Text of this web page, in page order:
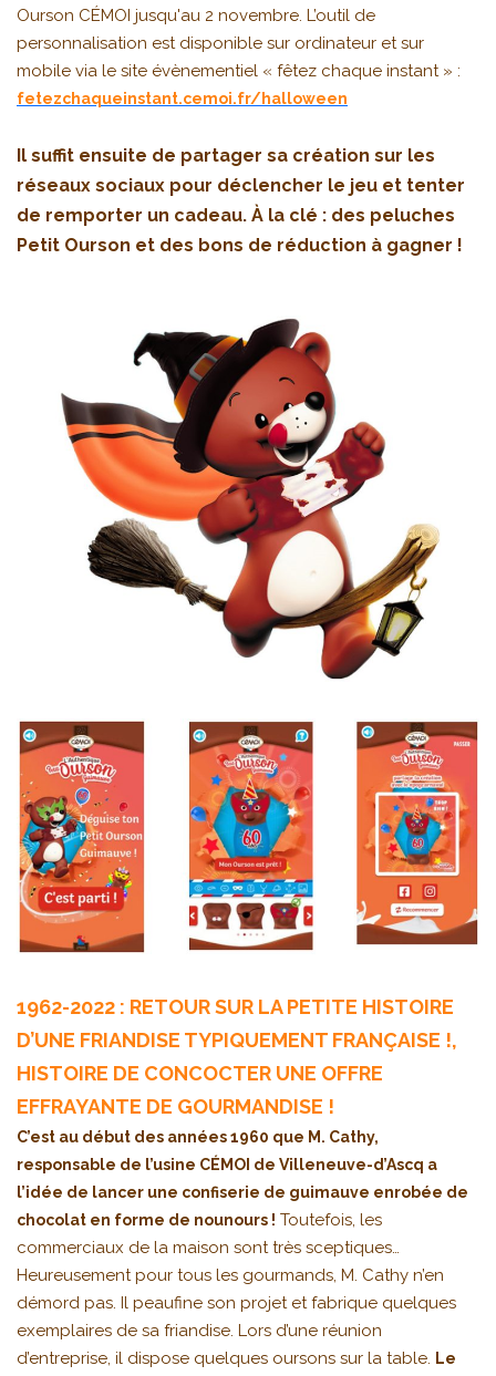
Ourson CÉMOI jusqu'au 2 novembre. L’outil de
personnalisation est disponible sur ordinateur et sur
mobile via le site évènementiel « fêtez chaque instant » :
fetezchaqueinstant.cemoi.fr/halloween
Il suffit ensuite de partager sa création sur les
réseaux sociaux pour déclencher le jeu et tenter
de remporter un cadeau. À la clé : des peluches
Petit Ourson et des bons de réduction à gagner !
1962-2022 : RETOUR SUR LA PETITE HISTOIRE
D’UNE FRIANDISE TYPIQUEMENT FRANÇAISE !,
HISTOIRE DE CONCOCTER UNE OFFRE
EFFRAYANTE DE GOURMANDISE !
C’est au début des années 1960 que M. Cathy,
responsable de l’usine CÉMOI de Villeneuve-d’Ascq a
l’idée de lancer une confiserie de guimauve enrobée de
chocolat en forme de nounours ! Toutefois, les
commerciaux de la maison sont très sceptiques…
Heureusement pour tous les gourmands, M. Cathy n’en
démord pas. Il peaufine son projet et fabrique quelques
exemplaires de sa friandise. Lors d’une réunion
d’entreprise, il dispose quelques oursons sur la table. Le